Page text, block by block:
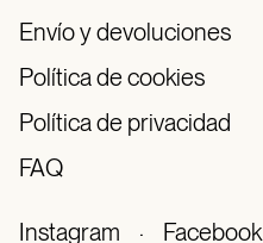
Envío y devoluciones
Política de cookies
Política de privacidad
FAQ
Instagram · Facebook